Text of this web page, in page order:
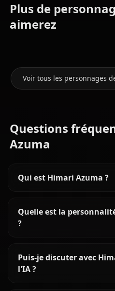
Plus de
aimerez
Tenka
Voir tous les personnages
Questions
Azuma
Qui est Himari Azuma ?
Quelle est la
?
Puis-je discuter avec
l'IA ?